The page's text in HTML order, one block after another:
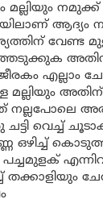
നമുക്ക്
ആദ്യം
വേണ്ട
എല്ലാം
മല്ലിയും
വെച്ച്
ഒഴിച്ച്
പച്ചമുളക്
തക്കാളിയും